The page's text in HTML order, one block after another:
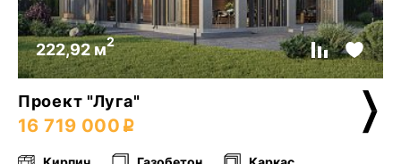
222,92 м2
Проект "Луга"
16 719 000